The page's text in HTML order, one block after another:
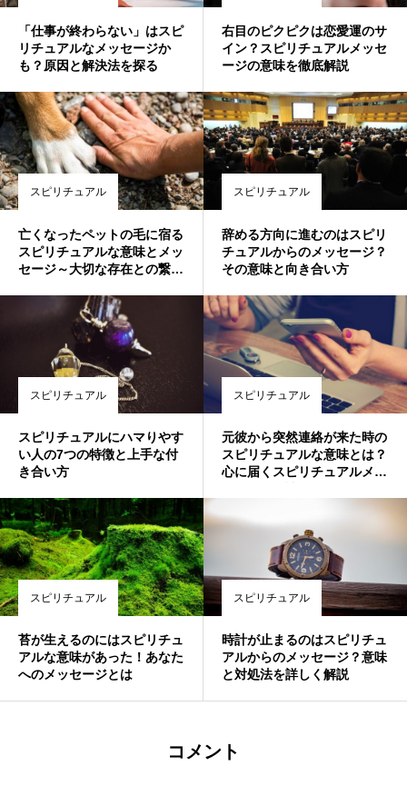
「仕事が終わらない」はスピ
リチュアルなメッセージか
も？原因と解決法を探る
右目のピクピクは恋愛運のサ
イン？スピリチュアルメッセ
ージの意味を徹底解説
スピリチュアル
亡くなったペットの毛に宿る
スピリチュアルな意味とメッ
セージ～大切な存在との繋が
スピリチュアル
辞める方向に進むのはスピリ
チュアルからのメッセージ？
その意味と向き合い方
スピリチュアル
スピリチュアルにハマりやす
い人の7つの特徴と上手な付
き合い方
スピリチュアル
元彼から突然連絡が来た時の
スピリチュアルな意味とは？
心に届くスピリチュアルメッ
スピリチュアル
苔が生えるのにはスピリチュ
アルな意味があった！あなた
へのメッセージとは
スピリチュアル
時計が止まるのはスピリチュ
アルからのメッセージ？意味
と対処法を詳しく解説
コメント